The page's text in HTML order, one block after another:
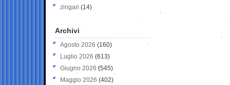
zingari (14)
Archivi
Agosto 2026 (160)
Luglio 2026 (613)
Giugno 2026 (545)
Maggio 2026 (402)